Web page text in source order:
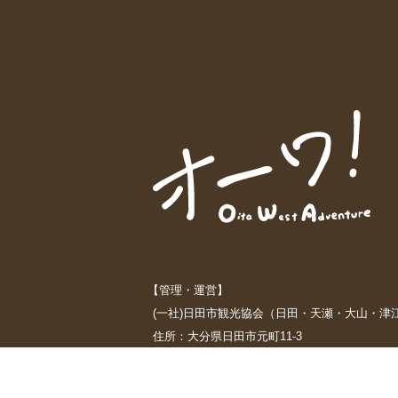
【管理・運営】
(一社)日田市観光協会（日田・天瀬・大山・津
住所：大分県日田市元町11-3